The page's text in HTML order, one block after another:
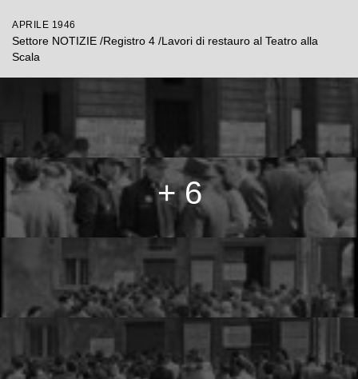
APRILE 1946
Settore NOTIZIE /Registro 4 /Lavori di restauro al Teatro alla
Scala
+ 6